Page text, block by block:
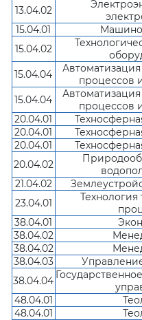
13.04.02
15.04.01
15.04.02
15.04.04
процессов
15.04.04
процессов
20.04.01
20.04.01
20.04.01
20.04.02
21.04.02
23.04.01
Технология
38.04.01
38.04.02
38.04.02
38.04.03
38.04.04
48.04.01
48.04.01